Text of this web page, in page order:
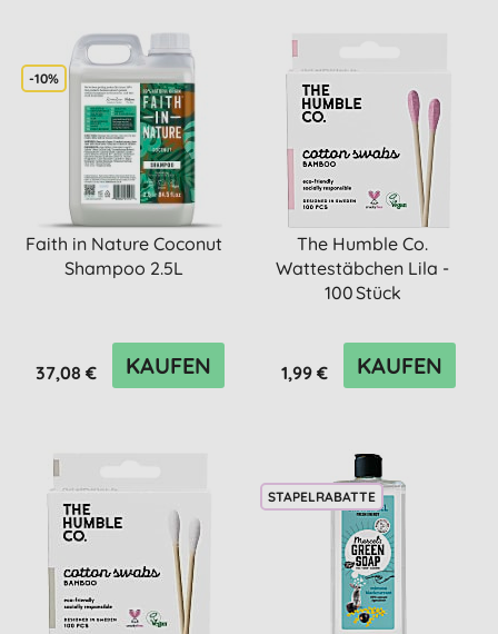
-10%
Faith in Nature Coconut
Shampoo 2.5L
37,08 € KAUFEN
The Humble Co.
Wattestäbchen Lila -
100 Stück
1,99 € KAUFEN
STAPELRABATTE